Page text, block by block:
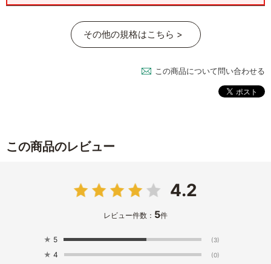
その他の規格はこちら >
この商品について問い合わせる
この商品のレビュー
4.2
レビュー件数： 5件
★ 5 (3)
★ 4 (0)